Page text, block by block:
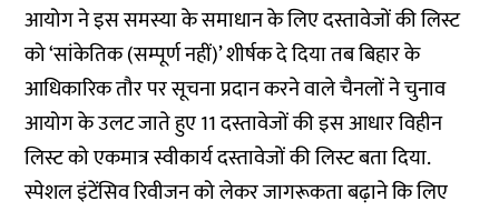
आयोग ने इस समस्या के समाधान के लिए दस्तावेजों की लिस्ट
को ‘सांकेतिक (सम्पूर्ण नहीं)’ शीर्षक दे दिया तब बिहार के
आधिकारिक तौर पर सूचना प्रदान करने वाले चैनलों ने चुनाव
आयोग के उलट जाते हुए 11 दस्तावेजों की इस आधार विहीन
लिस्ट को एकमात्र स्वीकार्य दस्तावेजों की लिस्ट बता दिया.
स्पेशल इंटेंसिव रिवीजन को लेकर जागरूकता बढ़ाने कि लिए